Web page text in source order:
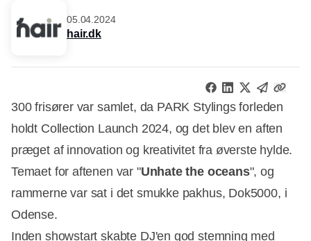
05.04.2024
hair.dk
300 frisører var samlet, da PARK Stylings forleden
holdt Collection Launch 2024, og det blev en aften
præget af innovation og kreativitet fra øverste hylde.
Temaet for aftenen var "Unhate the oceans", og
rammerne var sat i det smukke pakhus, Dok5000, i
Odense.
Inden showstart skabte DJ'en god stemning med